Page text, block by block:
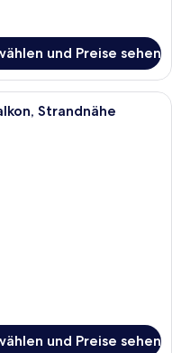
und Preise sehen
mit Blick auf einen Pool
Strandnähe
und Preise sehen